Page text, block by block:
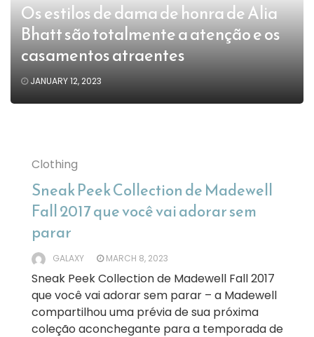
Os estilos de dama de honra de Alia
Bhatt são totalmente a atenção e os
casamentos atraentes
JANUARY 12, 2023
Clothing
Sneak Peek Collection de Madewell
Fall 2017 que você vai adorar sem
parar
GALAXY MARCH 8, 2023
Sneak Peek Collection de Madewell Fall 2017
que você vai adorar sem parar – a Madewell
compartilhou uma prévia de sua próxima
coleção aconchegante para a temporada de